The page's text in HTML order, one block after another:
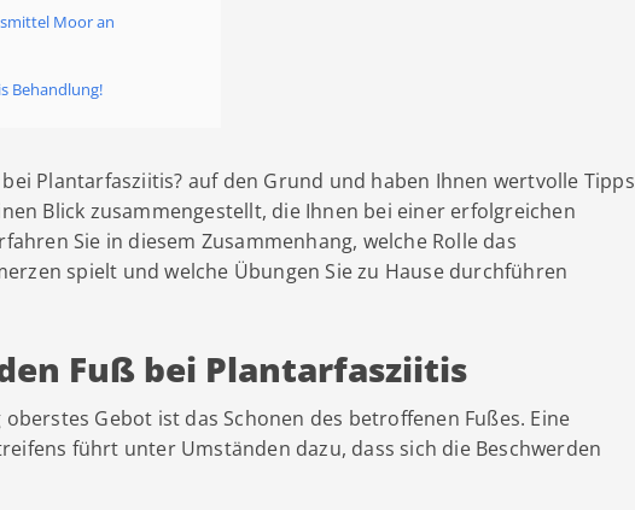
Moor an
Behandlung!
Plantarfasziitis? auf den Grund und haben Ihnen wertvolle Tipps
Blick zusammengestellt, die Ihnen bei einer erfolgreichen
Sie in diesem Zusammenhang, welche Rolle das
spielt und welche Übungen Sie zu Hause durchführen
Fuß bei Plantarfasziitis
Gebot ist das Schonen des betroffenen Fußes. Eine
führt unter Umständen dazu, dass sich die Beschwerden